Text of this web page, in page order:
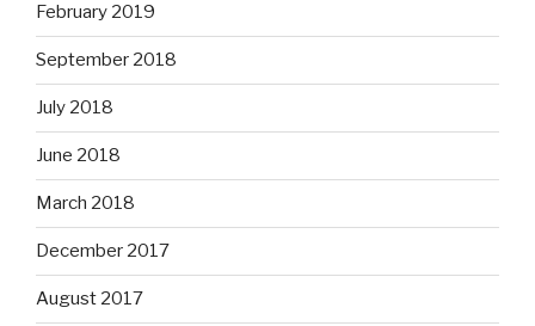
February 2019
September 2018
July 2018
June 2018
March 2018
December 2017
August 2017